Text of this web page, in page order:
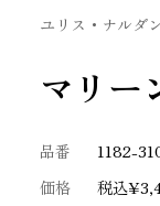
ユリス・ナルダ
マリー
品番
1182-
価格
税込